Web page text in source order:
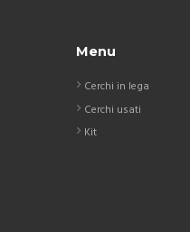
Menu
Cerchi in lega
Cerchi usati
Kit